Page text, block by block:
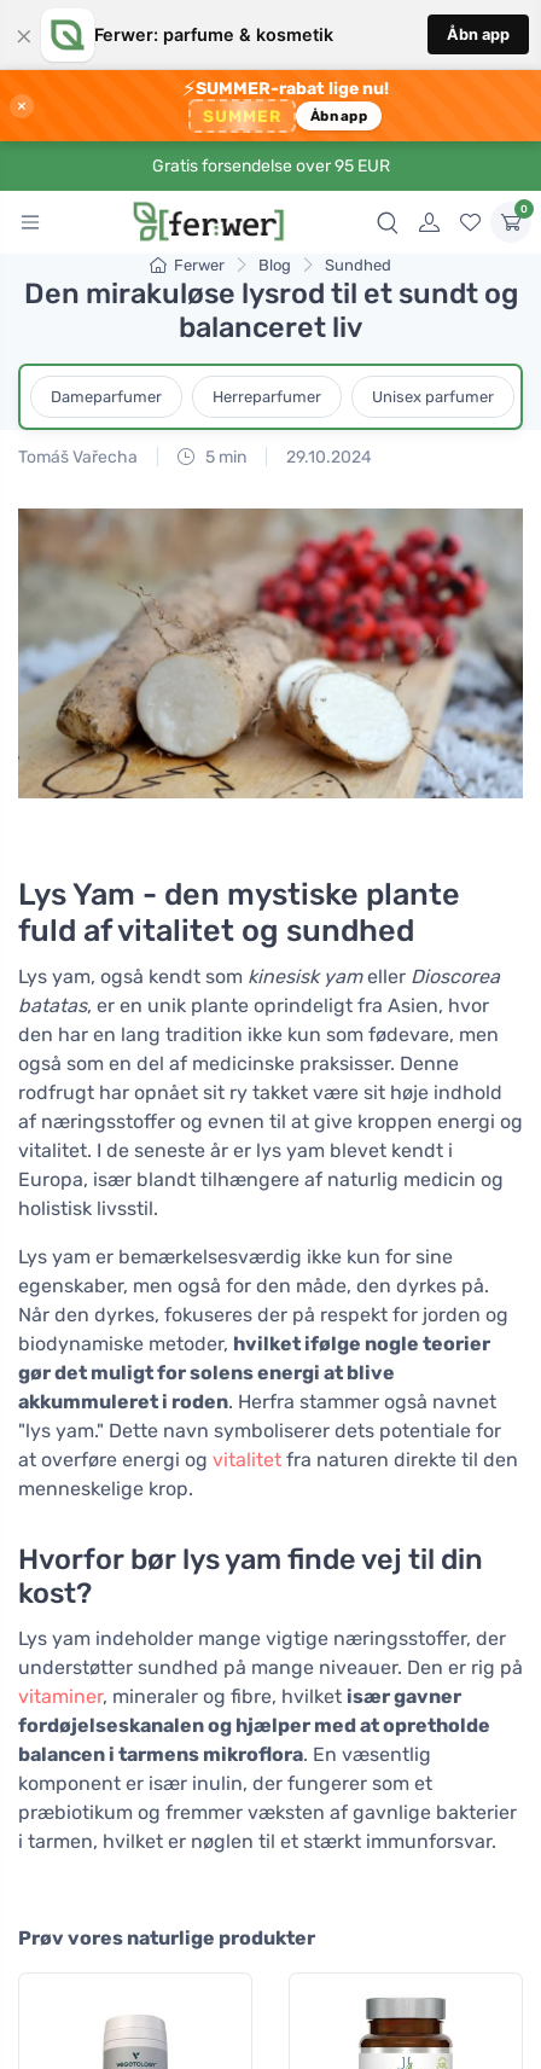
× Ferwer: parfume & kosmetik Åbn app
×
⚡SUMMER-rabat lige nu!
SUMMER Åbn app
Gratis forsendelse over 95 EUR
0
Ferwer Blog Sundhed
Den mirakuløse lysrod til et sundt og
balanceret liv
Dameparfumer Herreparfumer Unisex parfumer
Tomáš Vařecha 5 min 29.10.2024
Lys Yam - den mystiske plante
fuld af vitalitet og sundhed
Lys yam, også kendt som kinesisk yameller Dioscorea
batatas, er en unik plante oprindeligt fra Asien, hvor
den har en lang tradition ikke kun som fødevare, men
også som en del af medicinske praksisser. Denne
rodfrugt har opnået sit ry takket være sit høje indhold
af næringsstoffer og evnen til at give kroppen energi og
vitalitet. I de seneste år er lys yam blevet kendt i
Europa, især blandt tilhængere af naturlig medicin og
holistisk livsstil.
Lys yam er bemærkelsesværdig ikke kun for sine
egenskaber, men også for den måde, den dyrkes på.
Når den dyrkes, fokuseres der på respekt for jorden og
biodynamiske metoder, hvilket ifølge nogle teorier
gør det muligt for solens energi at blive
akkummuleret i roden. Herfra stammer også navnet
"lys yam." Dette navn symboliserer dets potentiale for
at overføre energi og vitalitet fra naturen direkte til den
menneskelige krop.
Hvorfor bør lys yam finde vej til din
kost?
Lys yam indeholder mange vigtige næringsstoffer, der
understøtter sundhed på mange niveauer. Den er rig på
vitaminer, mineraler og fibre, hvilket især gavner
fordøjelseskanalen og hjælper med at opretholde
balancen i tarmens mikroflora. En væsentlig
komponent er især inulin, der fungerer som et
præbiotikum og fremmer væksten af gavnlige bakterier
i tarmen, hvilket er nøglen til et stærkt immunforsvar.
Prøv vores naturlige produkter